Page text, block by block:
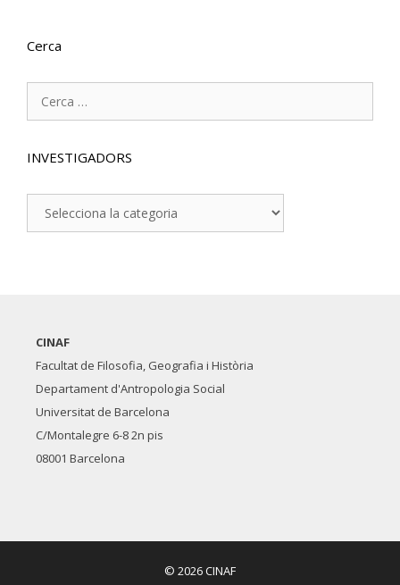
Cerca
INVESTIGADORS
INVESTIGADORS
CINAF
Facultat de Filosofia, Geografia i Història
Departament d'Antropologia Social
Universitat de Barcelona
C/Montalegre 6-8 2n pis
08001 Barcelona
© 2026 CINAF